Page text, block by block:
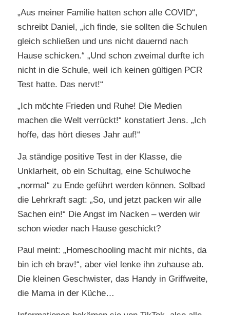
„Aus meiner Familie hatten schon alle COVID“,
schreibt Daniel, „ich finde, sie sollten die Schulen
gleich schließen und uns nicht dauernd nach
Hause schicken.“ „Und schon zweimal durfte ich
nicht in die Schule, weil ich keinen gültigen PCR
Test hatte. Das nervt!“
„Ich möchte Frieden und Ruhe! Die Medien
machen die Welt verrückt!“ konstatiert Jens. „Ich
hoffe, das hört dieses Jahr auf!“
Ja ständige positive Test in der Klasse, die
Unklarheit, ob ein Schultag, eine Schulwoche
„normal“ zu Ende geführt werden können. Solbad
die Lehrkraft sagt: „So, und jetzt packen wir alle
Sachen ein!“ Die Angst im Nacken – werden wir
schon wieder nach Hause geschickt?
Paul meint: „Homeschooling macht mir nichts, da
bin ich eh brav!“, aber viel lenke ihn zuhause ab.
Die kleinen Geschwister, das Handy in Griffweite,
die Mama in der Küche…